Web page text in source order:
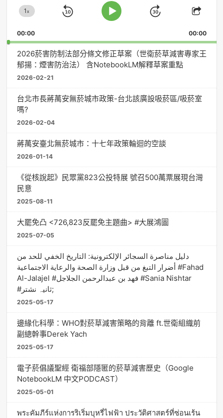
Change
Rate
1x
Skip
Play
Jump
Forward
Share
00:00 00:00
2026菸害防制法部分條文修正草案（世衛菸草減害專家王
郁揚：煙害防治法） 含NotebookLM解釋草案重點
2026-02-21
台北市長蔣萬安無菸城市政策-台北該廣設吸菸區/吸菸室
嗎?
2026-02-04
蔣萬安臺北無菸城市：十七年政策輪迴的空談
2026-01-14
《從核說起》民眾黨823公投特展 號召500萬票展現台灣
民意
2025-08-11
大罷免凸 <726,823反罷免主題曲> #大展鴻圖
2025-07-05
دليل مناصرة السجائر الإلكترونية: التاريخ الخفي للحد من
أضرار التبغ من قبل وزارة الصحة والرعاية الاجتماعية #Fahad
Al-Jalajel #فهد بن عبدالرحمن الجلاجل #Sania Nishtar
#ثانیہ نشتر;
2025-05-17
邊緣化科學：WHO對菸草減害策略的背離 ft.世衛組織前
副總幹事Derek Yach
2025-05-17
電子菸倡議聖經 衛福部隱匿的菸草減害歷史（Google
NotebookLM 中文PODCAST）
2025-05-01
พระคัมภีร์แห่งการริเริ่มบุหรี่ไฟฟ้า ประวัติศาสตร์ที่ซ่อนเร้น